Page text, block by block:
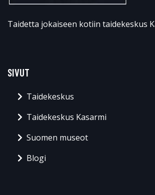
Taidetta jokaiseen kotiin taidekeskus
SIVUT
Taidekeskus
Taidekeskus Kasarmi
Suomen museot
Blogi